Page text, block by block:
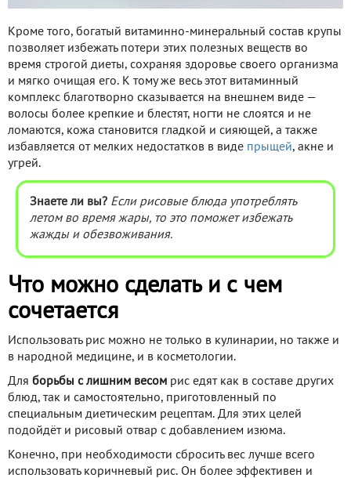
Кроме того, богатый витаминно-минеральный состав крупы
позволяет избежать потери этих полезных веществ во
время строгой диеты, сохраняя здоровье своего организма
и мягко очищая его. К тому же весь этот витаминный
комплекс благотворно сказывается на внешнем виде —
волосы более крепкие и блестят, ногти не слоятся и не
ломаются, кожа становится гладкой и сияющей, а также
избавляется от мелких недостатков в виде прыщей, акне и
угрей.
Знаете ли вы? Если рисовые блюда употреблять
летом во время жары, то это поможет избежать
жажды и обезвоживания.
Что можно сделать и с чем
сочетается
Использовать рис можно не только в кулинарии, но также и
в народной медицине, и в косметологии.
Для борьбы с лишним весом рис едят как в составе других
блюд, так и самостоятельно, приготовленный по
специальным диетическим рецептам. Для этих целей
подойдёт и рисовый отвар с добавлением изюма.
Конечно, при необходимости сбросить вес лучше всего
использовать коричневый рис. Он более эффективен и